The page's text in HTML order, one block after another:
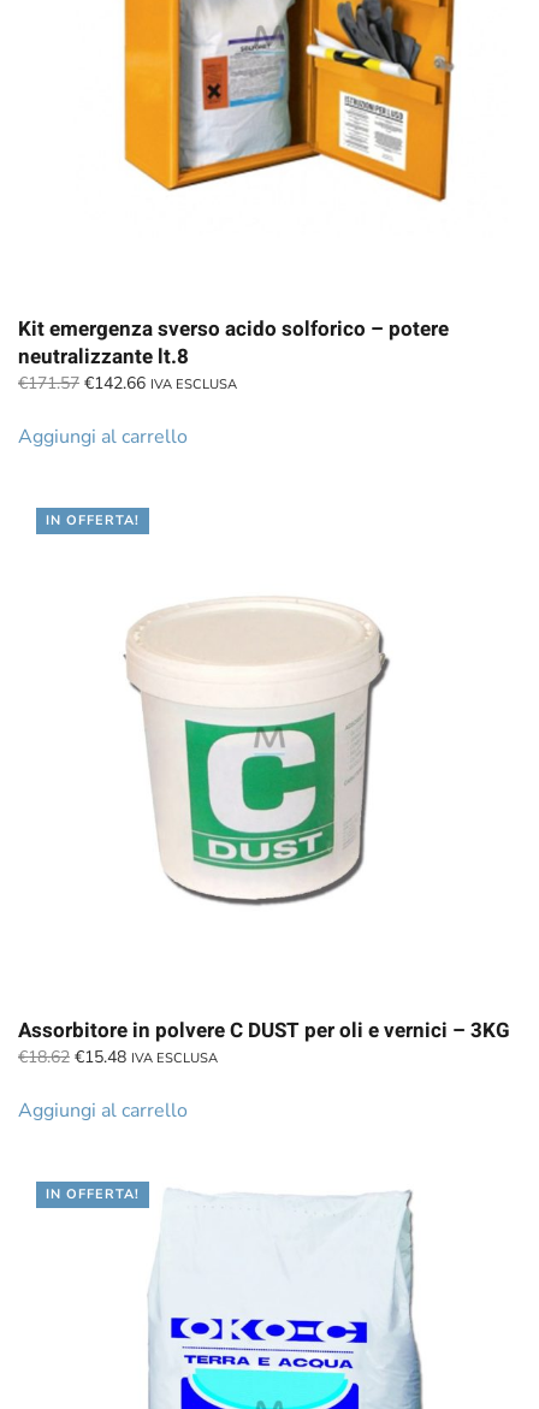
Kit emergenza sverso acido solforico – potere
neutralizzante lt.8
€171.57 Il
originale
€142.66Il
attuale
IVA ESCLUSA
Aggiungi al carrello
IN OFFERTA!
Assorbitore in polvere C DUST per oli e vernici – 3KG
€18.62 Il
originale
€15.48Il
attuale
IVA ESCLUSA
Aggiungi al carrello
IN OFFERTA!